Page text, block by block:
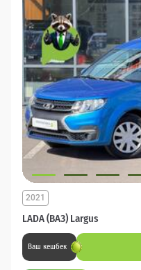
LADA (ВАЗ) Largus
2021
Ваш кешбек